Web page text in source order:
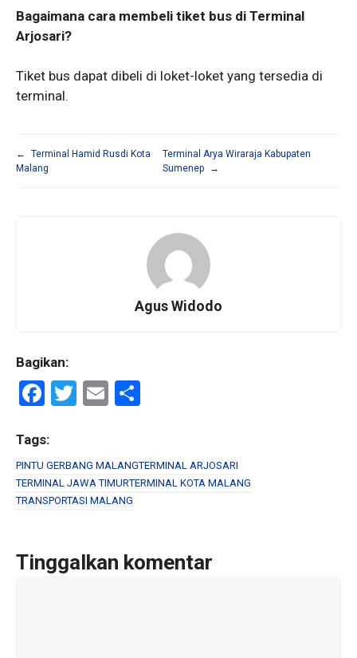
Bagaimana cara membeli tiket bus di Terminal
Arjosari?
Tiket bus dapat dibeli di loket-loket yang tersedia di
terminal.
←
Terminal Hamid Rusdi Kota
Malang
Terminal Arya Wiraraja Kabupaten
Sumenep
→
Agus Widodo
Bagikan:
F
ce
b
o
T
er
E
e
Tags:
PINTU GERBANG MALANGTERMINAL ARJOSARI
TERMINAL JAWA TIMURTERMINAL KOTA MALANG
TRANSPORTASI MALANG
Tinggalkan komentar